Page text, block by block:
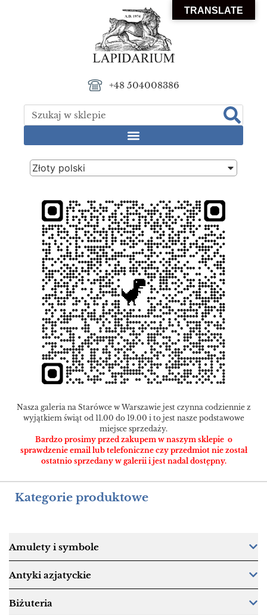
+48 504008386
Złoty polski
Nasza galeria na Starówce w Warszawie jest czynna codziennie z
wyjątkiem świąt od 11.00 do 19.00 i to jest nasze podstawowe
miejsce sprzedaży.
Bardzo prosimy przed zakupem w naszym sklepie o
sprawdzenie email lub telefoniczne czy przedmiot nie został
ostatnio sprzedany w galerii i jest nadal dostępny.
Kategorie produktowe
Amulety i symbole
Antyki azjatyckie
Biżuteria
TRANSLATE